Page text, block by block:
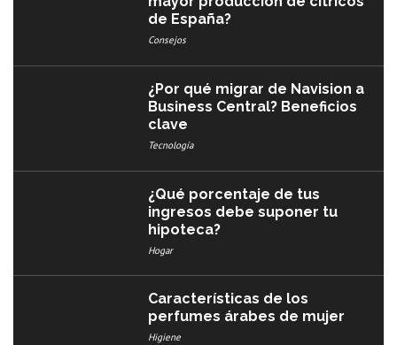
de España?
Consejos
¿Por qué migrar de Navision a
Business Central? Beneficios
clave
Tecnología
¿Qué porcentaje de tus
ingresos debe suponer tu
hipoteca?
Hogar
Características de los
perfumes árabes de mujer
Higiene